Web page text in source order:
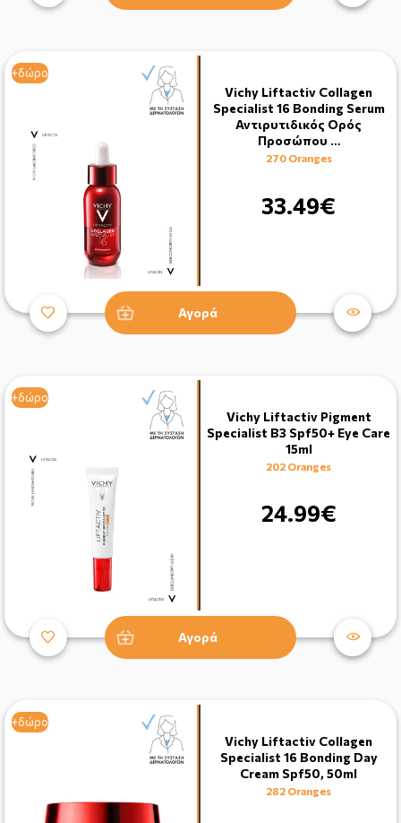
+δώρο
Vichy Liftactiv Collagen
Specialist 16 Bonding Serum
Αντιρυτιδικός Ορός
Προσώπου …
270 Oranges
33.49€
Αγορά
+δώρο
Vichy Liftactiv Pigment
Specialist B3 Spf50+ Eye Care
15ml
202 Oranges
24.99€
Αγορά
+δώρο
Vichy Liftactiv Collagen
Specialist 16 Bonding Day
Cream Spf50, 50ml
282 Oranges